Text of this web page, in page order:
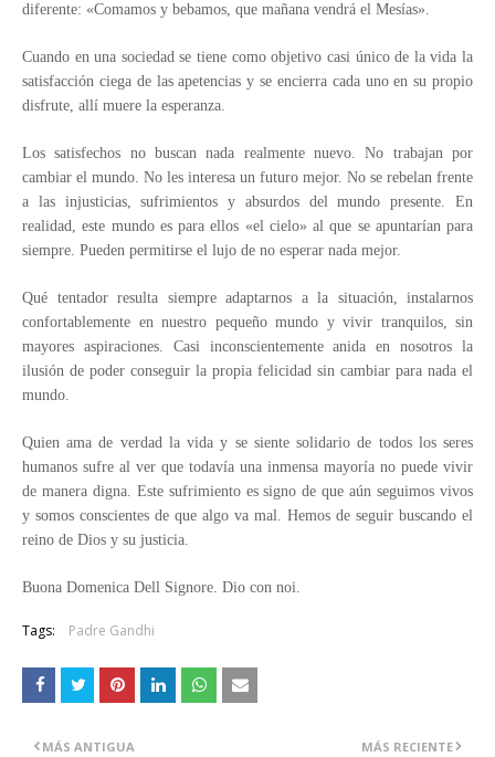
diferente: «Comamos y bebamos, que mañana vendrá el Mesías».
Cuando en una sociedad se tiene como objetivo casi único de la vida la
satisfacción ciega de las apetencias y se encierra cada uno en su propio
disfrute, allí muere la esperanza.
Los satisfechos no buscan nada realmente nuevo. No trabajan por
cambiar el mundo. No les interesa un futuro mejor. No se rebelan frente
a las injusticias, sufrimientos y absurdos del mundo presente. En
realidad, este mundo es para ellos «el cielo» al que se apuntarían para
siempre. Pueden permitirse el lujo de no esperar nada mejor.
Qué tentador resulta siempre adaptarnos a la situación, instalarnos
confortablemente en nuestro pequeño mundo y vivir tranquilos, sin
mayores aspiraciones. Casi inconscientemente anida en nosotros la
ilusión de poder conseguir la propia felicidad sin cambiar para nada el
mundo.
Quien ama de verdad la vida y se siente solidario de todos los seres
humanos sufre al ver que todavía una inmensa mayoría no puede vivir
de manera digna. Este sufrimiento es signo de que aún seguimos vivos
y somos conscientes de que algo va mal. Hemos de seguir buscando el
reino de Dios y su justicia.
Buona Domenica Dell Signore. Dio con noi.
Tags: Padre Gandhi
MÁS RECIENTE
MÁS ANTIGUA